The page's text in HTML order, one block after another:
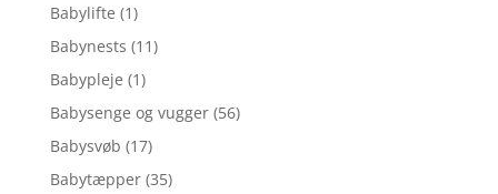
Babylifte (1)
Babynests (11)
Babypleje (1)
Babysenge og vugger (56)
Babysvøb (17)
Babytæpper (35)